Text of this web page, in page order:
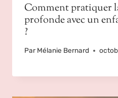
Comment pratiquer
profonde avec un
?
Par Mélanie Bernard